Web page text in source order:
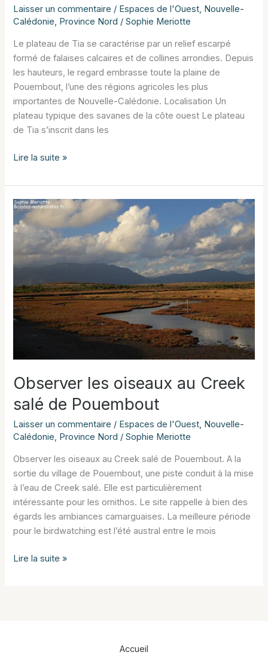
Laisser un commentaire / Espaces de l'Ouest, Nouvelle-
Calédonie, Province Nord /Sophie Meriotte
Le plateau de Tia se caractérise par un relief escarpé
formé de falaises calcaires et de collines arrondies. Depuis
les hauteurs, le regard embrasse toute la plaine de
Pouembout, l’une des régions agricoles les plus
importantes de Nouvelle-Calédonie. Localisation Un
plateau typique des savanes de la côte ouest Le plateau
de Tia s’inscrit dans les
Randonnée
le
Plateau
de
Tia
Lire la suite »
Observer les oiseaux au Creek
salé de Pouembout
Laisser un commentaire / Espaces de l'Ouest, Nouvelle-
Calédonie, Province Nord /Sophie Meriotte
Observer les oiseaux au Creek salé de Pouembout. A la
sortie du village de Pouembout, une piste conduit à la mise
à l’eau de Creek salé. Elle est particulièrement
intéressante pour les ornithos. Le site rappelle à bien des
égards les ambiances camarguaises. La meilleure période
pour le birdwatching est l’été austral entre le mois
Observer
Lire la suite »
Accueil